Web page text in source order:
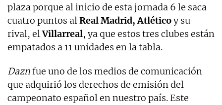
plaza porque al inicio de esta jornada 6 le saca
cuatro puntos alReal Madrid, Atléticoy su
rival, elVillarreal, ya que estos tres clubes están
empatados a 11 unidades en la tabla.
Daznfue uno de los medios de comunicación
que adquirió los derechos de emisión del
campeonato español en nuestro país. Este